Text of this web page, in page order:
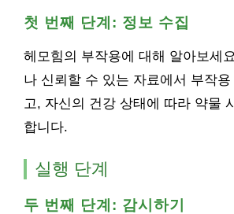
첫 번째 단계: 정보 수집
헤모힘의 부작용에 대해 알아보세
나 신뢰할 수 있는 자료에서 부작
고, 자신의 건강 상태에 따라 약물
합니다.
실행 단계
두 번째 단계: 감시하기